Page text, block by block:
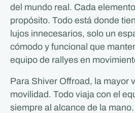
del mundo real. Cada
propósito. Todo está donde
lujos innecesarios, solo un
cómodo y funcional que
equipo de rallyes en
Para Shiver Offroad, la mayor
movilidad. Todo viaja con el
siempre al alcance de la